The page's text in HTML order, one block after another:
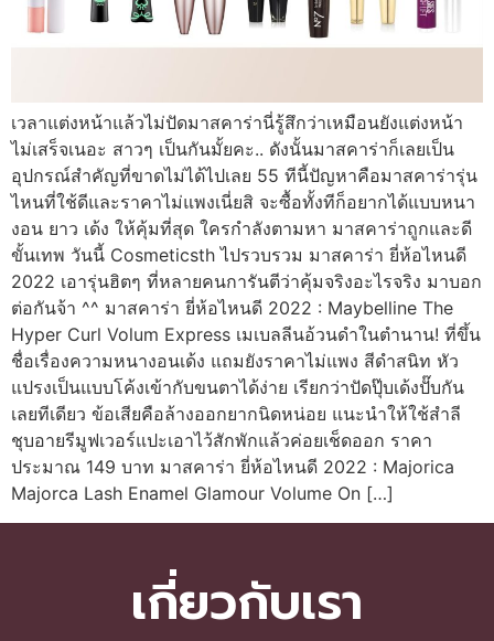
เวลาแต่งหน้าแล้วไม่ปัดมาสคาร่านี่รู้สึกว่าเหมือนยังแต่งหน้า
ไม่เสร็จเนอะ สาวๆ เป็นกันมั้ยคะ.. ดังนั้นมาสคาร่าก็เลยเป็น
อุปกรณ์สำคัญที่ขาดไม่ได้ไปเลย 55 ทีนี้ปัญหาคือมาสคาร่ารุ่น
ไหนที่ใช้ดีและราคาไม่แพงเนี่ยสิ จะซื้อทั้งทีก็อยากได้แบบหนา
งอน ยาว เด้ง ให้คุ้มที่สุด ใครกำลังตามหา มาสคาร่าถูกและดี
ขั้นเทพ วันนี้ Cosmeticsth ไปรวบรวม มาสคาร่า ยี่ห้อไหนดี
2022 เอารุ่นฮิตๆ ที่หลายคนการันตีว่าคุ้มจริงอะไรจริง มาบอก
ต่อกันจ้า ^^ มาสคาร่า ยี่ห้อไหนดี 2022 : Maybelline The
Hyper Curl Volum Express เมเบลลีนอ้วนดำในตำนาน! ที่ขึ้น
ชื่อเรื่องความหนางอนเด้ง แถมยังราคาไม่แพง สีดำสนิท หัว
แปรงเป็นแบบโค้งเข้ากับขนตาได้ง่าย เรียกว่าปัดปุ๊บเด้งปั๊บกัน
เลยทีเดียว ข้อเสียคือล้างออกยากนิดหน่อย แนะนำให้ใช้สำลี
ชุบอายรีมูฟเวอร์แปะเอาไว้สักพักแล้วค่อยเช็ดออก ราคา
ประมาณ 149 บาท มาสคาร่า ยี่ห้อไหนดี 2022 : Majorica
Majorca Lash Enamel Glamour Volume On […]
เกี่ยวกับเรา